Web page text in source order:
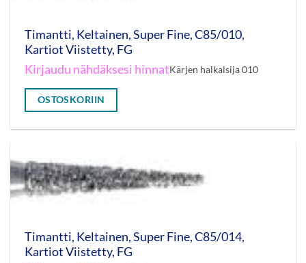
Timantti, Keltainen, Super Fine, C85/010,
Kartiot Viistetty, FG
Kirjaudu nähdäksesi hinnatKärjen halkaisija 010
OSTOSKORIIN
Timantti, Keltainen, Super Fine, C85/014,
Kartiot Viistetty, FG